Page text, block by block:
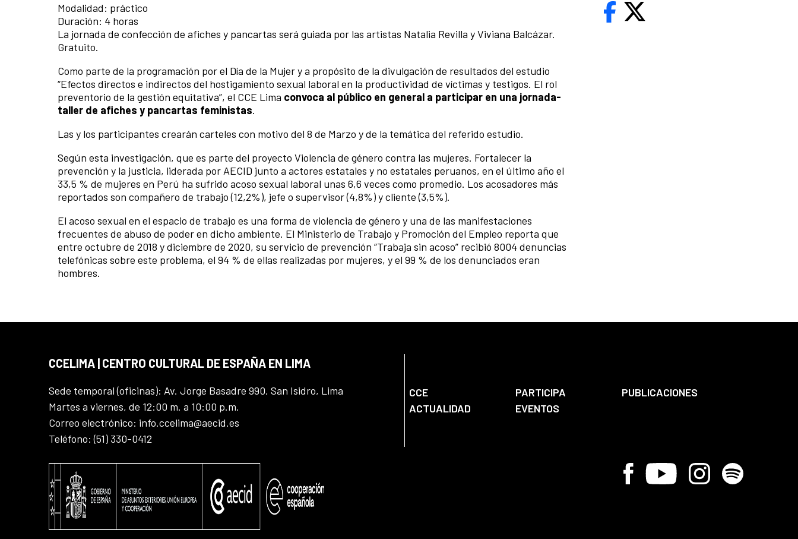
Modalidad: práctico
Duración: 4 horas
La jornada de confección de afiches y pancartas será guiada por las artistas Natalia Revilla y Viviana Balcázar.
Gratuito.
Como parte de la programación por el Día de la Mujer y a propósito de la divulgación de resultados del estudio
“Efectos directos e indirectos del hostigamiento sexual laboral en la productividad de víctimas y testigos. El rol
preventorio de la gestión equitativa”, el CCE Lima convoca al público en general a participar en una jornada-
taller de afiches y pancartas feministas.
Las y los participantes crearán carteles con motivo del 8 de Marzo y de la temática del referido estudio.
Según esta investigación, que es parte del proyecto Violencia de género contra las mujeres. Fortalecer la
prevención y la justicia, liderada por AECID junto a actores estatales y no estatales peruanos, en el último año el
33,5 % de mujeres en Perú ha sufrido acoso sexual laboral unas 6,6 veces como promedio. Los acosadores más
reportados son compañero de trabajo (12,2%), jefe o supervisor (4,8%) y cliente (3,5%).
El acoso sexual en el espacio de trabajo es una forma de violencia de género y una de las manifestaciones
frecuentes de abuso de poder en dicho ambiente. El Ministerio de Trabajo y Promoción del Empleo reporta que
entre octubre de 2018 y diciembre de 2020, su servicio de prevención “Trabaja sin acoso” recibió 8004 denuncias
telefónicas sobre este problema, el 94 % de ellas realizadas por mujeres, y el 99 % de los denunciados eran
hombres.
CCELIMA | CENTRO CULTURAL DE ESPAÑA EN LIMA
Sede temporal (oficinas): Av. Jorge Basadre 990, San Isidro, Lima
Martes a viernes, de 12:00 m. a 10:00 p.m.
Correo electrónico: info.ccelima@aecid.es
Teléfono: (51) 330-0412
CCE PARTICIPA
PUBLICACIONES
ACTUALIDAD
EVENTOS
Facebook
Youtube InstagramSpotify